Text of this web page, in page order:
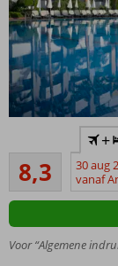
Gemoedelijk
familiehotel
met glijbanen,
comfortabele
(familie)kamers
fijn zandstrand
Waterglijbanen
8,3Zeer goed
379
beoordelingen
+
30 aug
vanaf
Voor “Algemene